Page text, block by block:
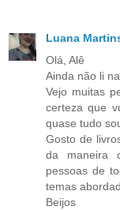
Luana
Olá, Alê
Ainda não li
Vejo muitas
certeza que
quase tudo
Gosto de
da maneira
pessoas de
temas
Beijos